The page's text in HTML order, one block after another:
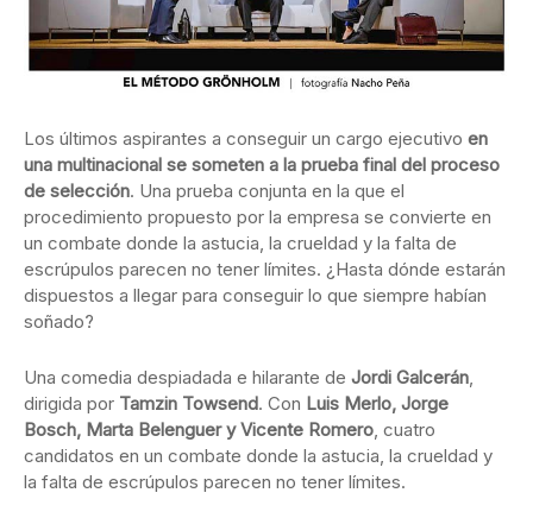
Los últimos aspirantes a conseguir un cargo ejecutivo en
una multinacional se someten a la prueba final del proceso
de selección. Una prueba conjunta en la que el
procedimiento propuesto por la empresa se convierte en
un combate donde la astucia, la crueldad y la falta de
escrúpulos parecen no tener límites. ¿Hasta dónde estarán
dispuestos a llegar para conseguir lo que siempre habían
soñado?
Una comedia despiadada e hilarante de Jordi Galcerán,
dirigida por Tamzin Towsend. Con Luis Merlo, Jorge
Bosch, Marta Belenguer y Vicente Romero, cuatro
candidatos en un combate donde la astucia, la crueldad y
la falta de escrúpulos parecen no tener límites.